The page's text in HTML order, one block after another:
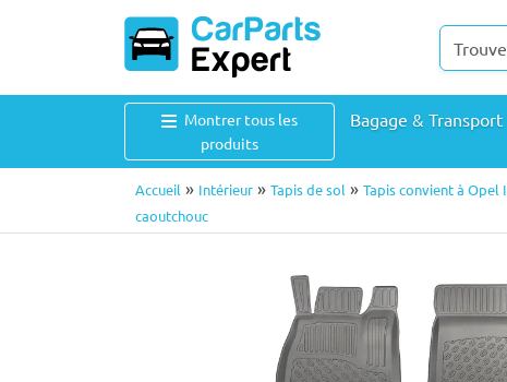
produits
Bagage & Transport
Accueil » Intérieur » Tapis de sol » Tapis convient à Opel
caoutchouc